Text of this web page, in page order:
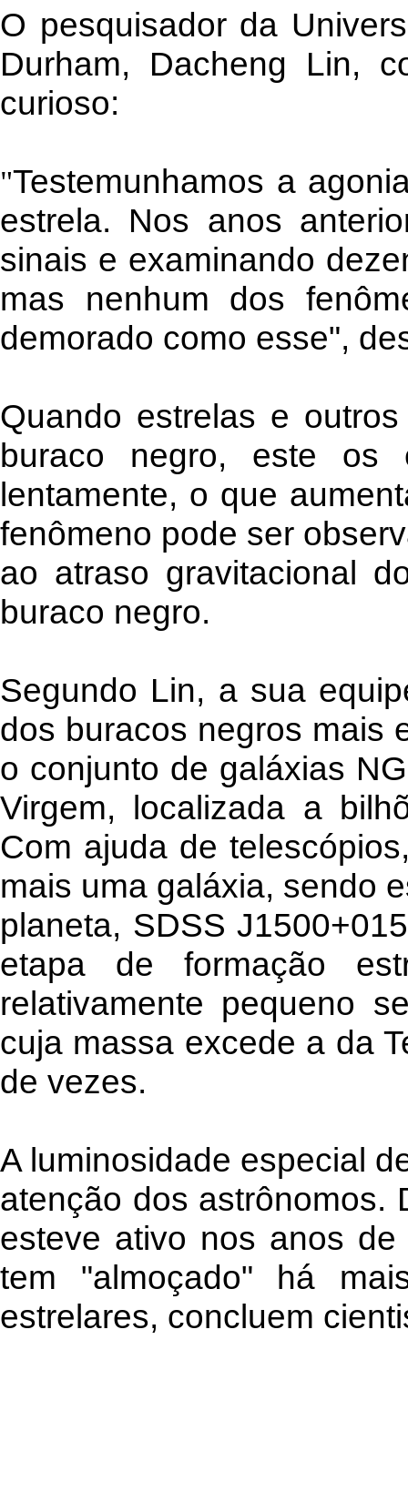
O pesquisador da
Durham, Dacheng Lin,
curioso:
"Testemunhamos a
estrela. Nos anos
sinais e examinando
mas nenhum dos
demorado como esse",
Quando estrelas e
buraco negro, este os
lentamente, o que
fenômeno pode ser
ao atraso gravitacional
buraco negro.
Segundo Lin, a sua
dos buracos negros mais
o conjunto de galáxias
Virgem, localizada a
Com ajuda de
mais uma galáxia, sendo
planeta, SDSS
etapa de formação
relativamente pequeno
cuja massa excede a da
de vezes.
A luminosidade especial
atenção dos astrônomos.
esteve ativo nos anos
tem "almoçado" há
estrelares, concluem